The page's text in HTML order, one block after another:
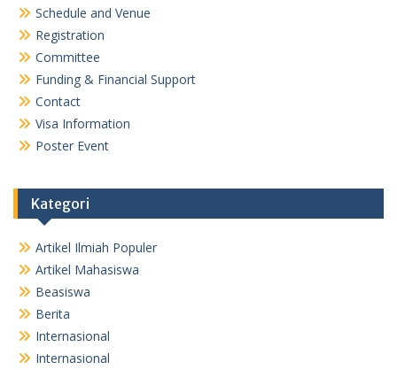
Schedule and Venue
Registration
Committee
Funding & Financial Support
Contact
Visa Information
Poster Event
Kategori
Artikel Ilmiah Populer
Artikel Mahasiswa
Beasiswa
Berita
Internasional
Internasional